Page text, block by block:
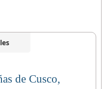
de Cusco,